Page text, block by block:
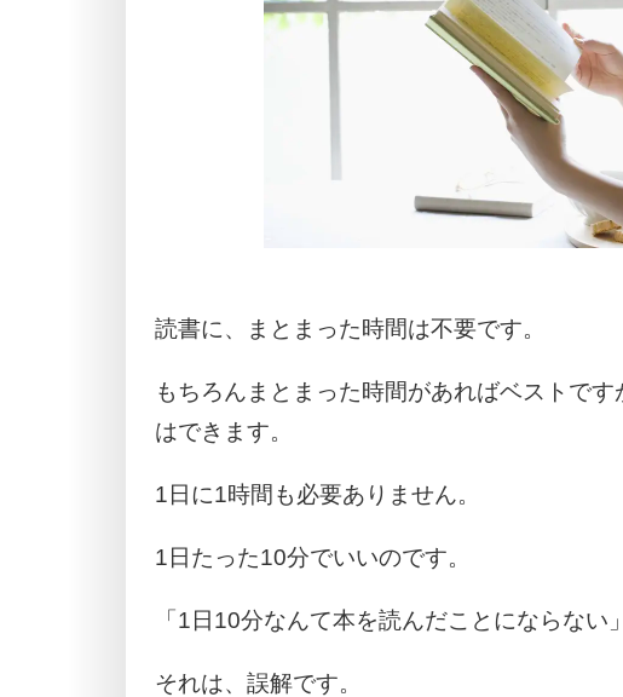
読書に、まとまった時間は不要です。
もちろんまとまった時間があればベストで
はできます。
1日に1時間も必要ありません。
1日たった10分でいいのです。
「1日10分なんて本を読んだことにならない
それは、誤解です。